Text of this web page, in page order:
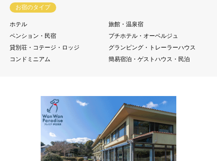
お宿のタイプ
ホテル
旅館・温泉宿
ペンション・民宿
プチホテル・オーベルジュ
貸別荘・コテージ・ロッジ
グランピング・トレーラーハウス
コンドミニアム
簡易宿泊・ゲストハウス・民泊